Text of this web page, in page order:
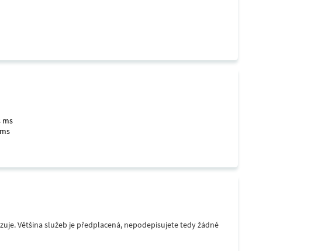
ms
Většina služeb je předplacená, nepodepisujete tedy žádné